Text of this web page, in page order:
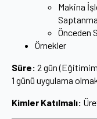
Makina
Önceden
Örnekler
Süre: 2 gün
1 günü uygulama
Kimler Katılmalı: